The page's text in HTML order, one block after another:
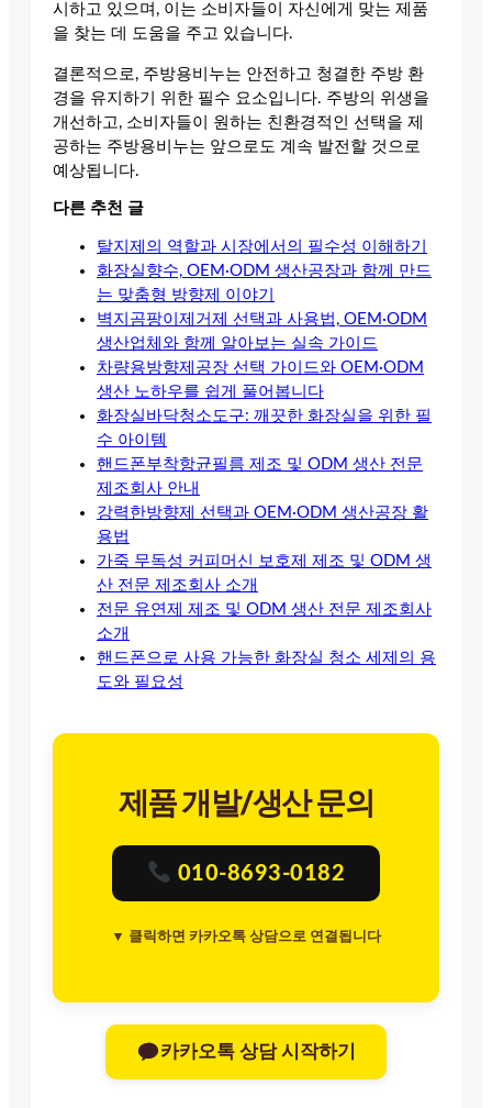
시하고 있으며, 이는 소비자들이 자신에게 맞는 제품
을 찾는 데 도움을 주고 있습니다.
결론적으로, 주방용비누는 안전하고 청결한 주방 환
경을 유지하기 위한 필수 요소입니다. 주방의 위생을
개선하고, 소비자들이 원하는 친환경적인 선택을 제
공하는 주방용비누는 앞으로도 계속 발전할 것으로
예상됩니다.
다른 추천 글
탈지제의 역할과 시장에서의 필수성 이해하기
화장실향수, OEM·ODM 생산공장과 함께 만드
는 맞춤형 방향제 이야기
벽지곰팡이제거제 선택과 사용법, OEM·ODM
생산업체와 함께 알아보는 실속 가이드
차량용방향제공장 선택 가이드와 OEM·ODM
생산 노하우를 쉽게 풀어봅니다
화장실바닥청소도구: 깨끗한 화장실을 위한 필
수 아이템
핸드폰부착항균필름 제조 및 ODM 생산 전문
제조회사 안내
강력한방향제 선택과 OEM·ODM 생산공장 활
용법
가죽 무독성 커피머신 보호제 제조 및 ODM 생
산 전문 제조회사 소개
전문 유연제 제조 및 ODM 생산 전문 제조회사
소개
핸드폰으로 사용 가능한 화장실 청소 세제의 용
도와 필요성
제품 개발/생산 문의
010-8693-0182
▼ 클릭하면 카카오톡 상담으로 연결됩니다
카카오톡 상담 시작하기